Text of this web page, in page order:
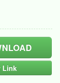
Link